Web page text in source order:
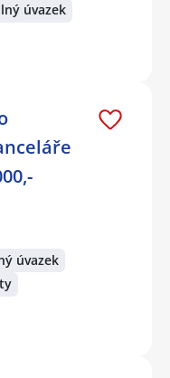
úvazek
úvazek